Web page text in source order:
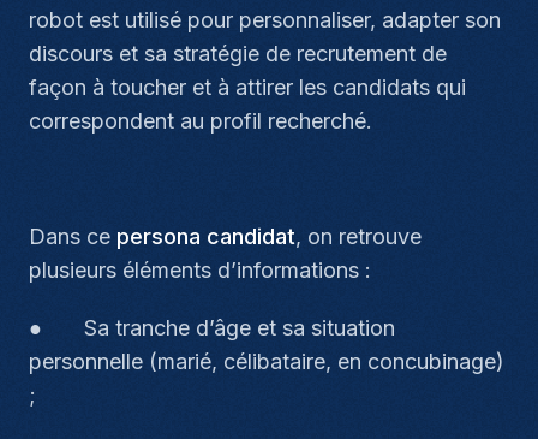
robot est utilisé pour personnaliser, adapter son
discours et sa stratégie de recrutement de
façon à toucher et à attirer les candidats qui
correspondent au profil recherché.
Dans ce persona candidat, on retrouve
plusieurs éléments d’informations :
● Sa tranche d’âge et sa situation
personnelle (marié, célibataire, en concubinage)
;